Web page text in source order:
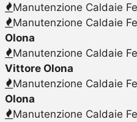
Manutenzione Caldaie
Manutenzione Caldaie
Olona
Manutenzione Caldaie
Vittore Olona
Manutenzione Caldaie
Olona
Manutenzione Caldaie